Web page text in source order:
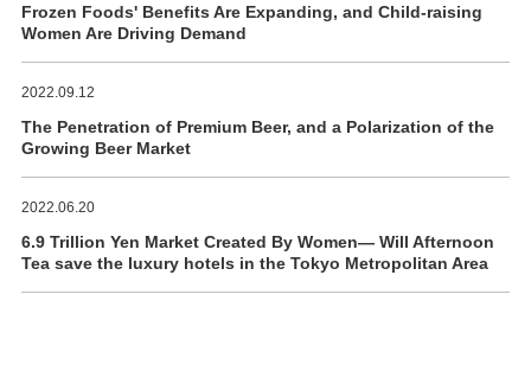
Frozen Foods' Benefits Are Expanding, and Child-raising
Women Are Driving Demand
2022.09.12
The Penetration of Premium Beer, and a Polarization of the
Growing Beer Market
2022.06.20
6.9 Trillion Yen Market Created By Women― Will Afternoon
Tea save the luxury hotels in the Tokyo Metropolitan Area